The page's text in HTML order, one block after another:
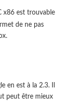
x86 est trouvable
de ne pas
en est à la 2.3. Il
peut être mieux